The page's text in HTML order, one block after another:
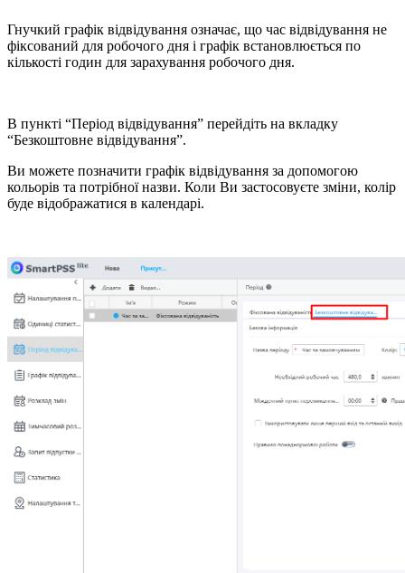
Гнучкий графік відвідування означає, що час відвідування не
фіксований для робочого дня і графік встановлюється по
кількості годин для зарахування робочого дня.
В пункті “Період відвідування” перейдіть на вкладку
“Безкоштовне відвідування”.
Ви можете позначити графік відвідування за допомогою
кольорів та потрібної назви. Коли Ви застосовуєте зміни, колір
буде відображатися в календарі.